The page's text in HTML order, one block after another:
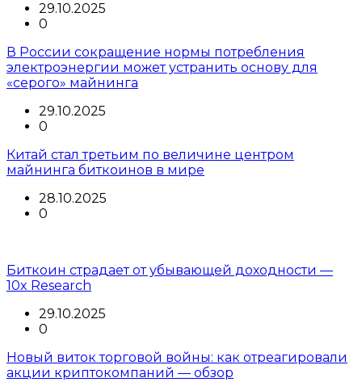
29.10.2025
0
В России сокращение нормы потребления
электроэнергии может устранить основу для
«серого» майнинга
29.10.2025
0
Китай стал третьим по величине центром
майнинга биткоинов в мире
28.10.2025
0
Биткоин страдает от убывающей доходности —
10x Research
29.10.2025
0
Новый виток торговой войны: как отреагировали
акции криптокомпаний — обзор